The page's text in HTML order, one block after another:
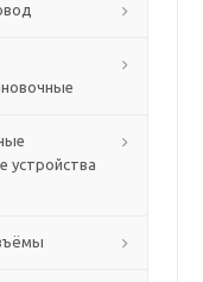
устройства